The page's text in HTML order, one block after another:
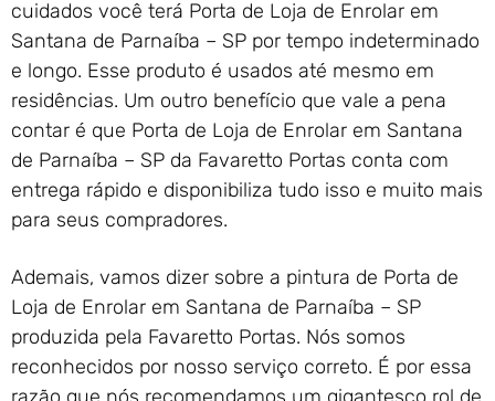
cuidados você terá Porta de Loja de Enrolar em
Santana de Parnaíba – SP por tempo indeterminado
e longo. Esse produto é usados até mesmo em
residências. Um outro benefício que vale a pena
contar é que Porta de Loja de Enrolar em Santana
de Parnaíba – SP da Favaretto Portas conta com
entrega rápido e disponibiliza tudo isso e muito mais
para seus compradores.
Ademais, vamos dizer sobre a pintura de Porta de
Loja de Enrolar em Santana de Parnaíba – SP
produzida pela Favaretto Portas. Nós somos
reconhecidos por nosso serviço correto. É por essa